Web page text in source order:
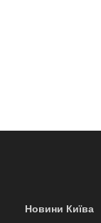
Новини Київа